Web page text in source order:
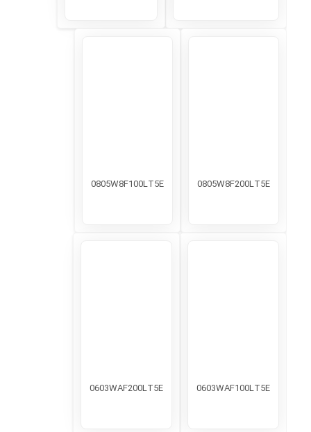
0805W8F200LT5E
0805W8F100LT5E
0603WAF100LT5E
0603WAF200LT5E